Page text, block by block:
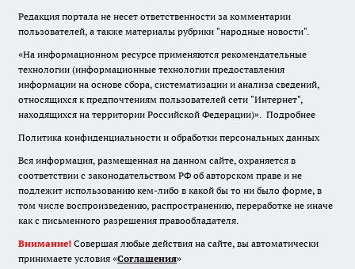
Редакция портала не несет ответственности за комментарии
пользователей, а также материалы рубрики "народные новости".
«На информационном ресурсе применяются рекомендательные
технологии (информационные технологии предоставления
информации на основе сбора, систематизации и анализа сведений,
относящихся к предпочтениям пользователей сети "Интернет",
находящихся на территории Российской Федерации)». Подробнее
Политика конфиденциальности и обработки персональных данных
Вся информация, размещенная на данном сайте, охраняется в
соответствии с законодательством РФ об авторском праве и не
подлежит использованию кем-либо в какой бы то ни было форме, в
том числе воспроизведению, распространению, переработке не иначе
как с письменного разрешения правообладателя.
Внимание! Совершая любые действия на сайте, вы автоматически
принимаете условия «Cоглашения»